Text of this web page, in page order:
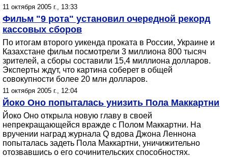
11 октября 2005 г., 13:33
Фильм "9 рота" установил очередной рекорд
кассовых сборов
По итогам второго уикенда проката в России, Украине и
Казахстане фильм посмотрели 3 миллиона 800 тысяч
зрителей, а сборы составили 15,4 миллиона долларов.
Эксперты ждут, что картина соберет в общей
совокупности более 20 млн долларов.
11 октября 2005 г., 12:04
Йоко Оно попыталась унизить Пола Маккартни
Йоко Оно открыла новую главу в своей
непрекращающейся вражде с Полом Маккартни. На
вручении наград журнала Q вдова Джона Леннона
попыталась задеть Пола Маккартни, уничижительно
отозвавшись о его сочинительских способностях.